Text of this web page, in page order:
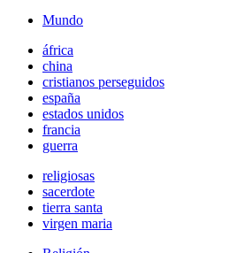
Mundo
áfrica
china
cristianos perseguidos
españa
estados unidos
francia
guerra
religiosas
sacerdote
tierra santa
virgen maria